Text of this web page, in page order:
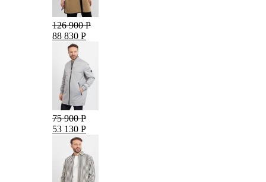
126 900 Р
88 830 Р
75 900 Р
53 130 Р